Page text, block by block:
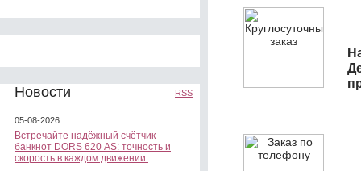
Новости RSS
05-08-2026
Встречайте надёжный счётчик
банкнот DORS 620 АS: точность и
скорость в каждом движении.